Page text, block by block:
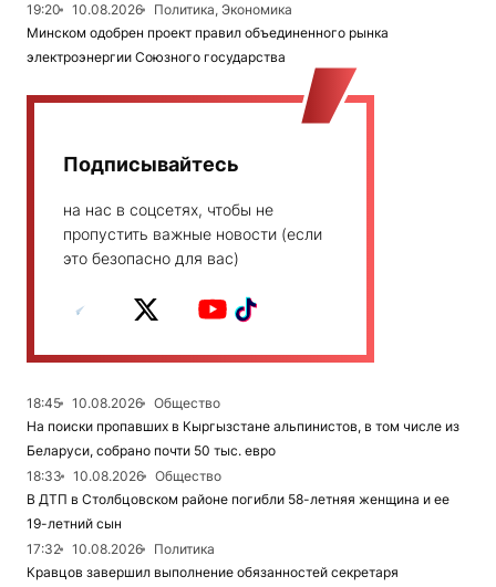
19:20
10.08.2026
Политика, Экономика
Минском одобрен проект правил объединенного рынка
электроэнергии Союзного государства
Подписывайтесь
на нас в соцсетях, чтобы не
пропустить важные новости (если
это безопасно для вас)
18:45 10.08.2026
Общество
На поиски пропавших в Кыргызстане альпинистов, в том числе из
Беларуси, собрано почти 50 тыс. евро
18:33
10.08.2026
Общество
В ДТП в Столбцовском районе погибли 58-летняя женщина и ее
19-летний сын
17:32
10.08.2026
Политика
Кравцов завершил выполнение обязанностей секретаря